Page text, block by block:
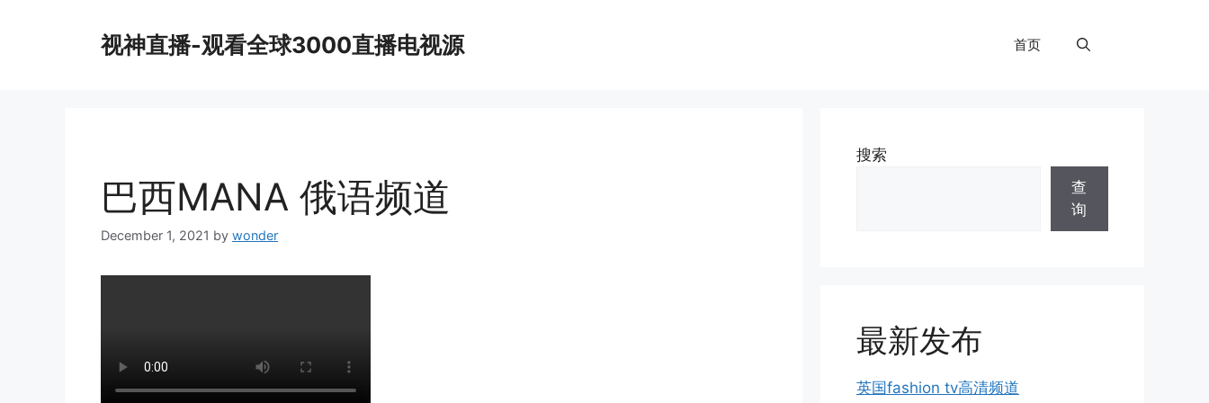
视神直播-观看全球3000直播电视源 首页
巴西MANA 俄语频道
December 1, 2021 by wonder
搜索
查
询
最新发布
英国fashion tv高清频道